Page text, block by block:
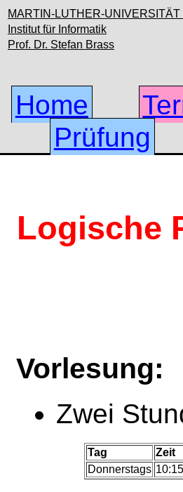
MARTIN-LUTHER-
Institut für Informatik
Prof. Dr. Stefan Brass
Home
Prüfung
Logische
Vorlesung:
Zwei
Tag Zeit
Donnerstags